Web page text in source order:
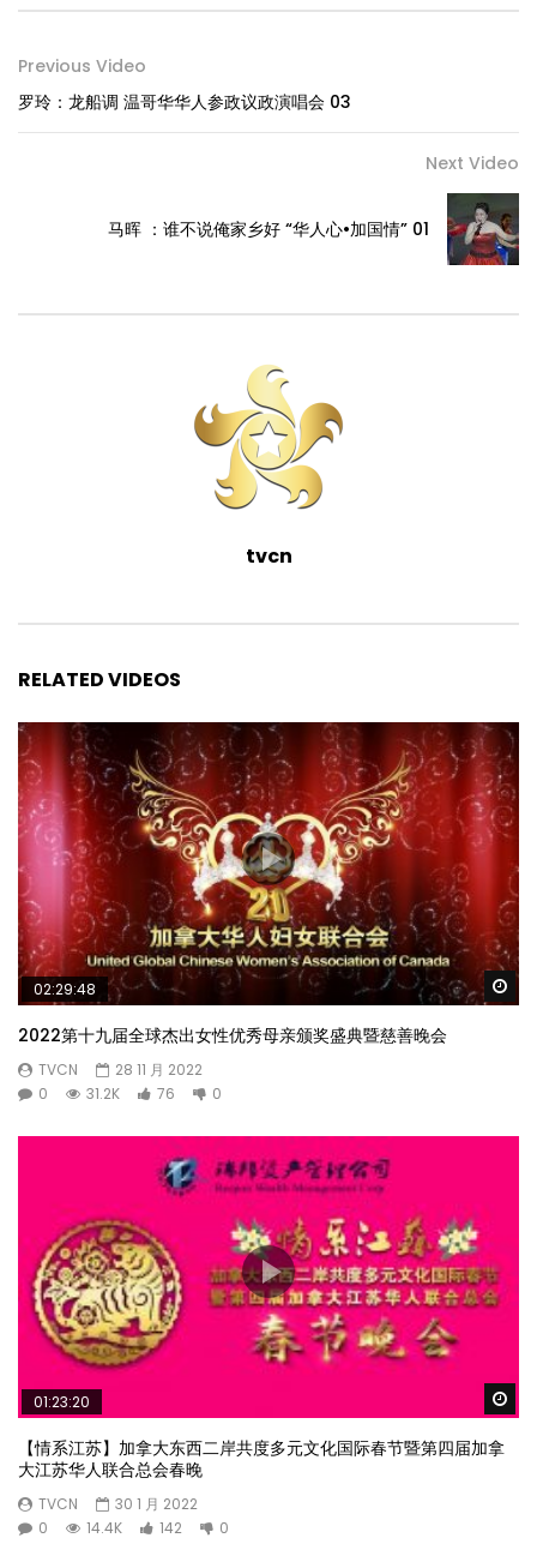
Previous Video
罗玲：龙船调 温哥华华人参政议政演唱会 03
Next Video
马晖 ：谁不说俺家乡好 “华人心•加国情” 01
tvcn
RELATED VIDEOS
02:29:48
2022第十九届全球杰出女性优秀母亲颁奖盛典暨慈善晚会
TVCN
28 11 月 2022
0
31.2K 76 0
01:23:20
【情系江苏】加拿大东西二岸共度多元文化国际春节暨第四届加拿
大江苏华人联合总会春晚
TVCN
30 1 月 2022
0
14.4K 142 0